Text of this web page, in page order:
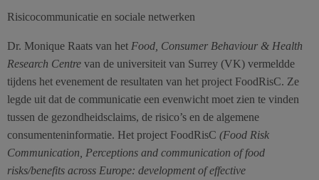
Risicocommunicatie en sociale netwerken
Dr. Monique Raats van het Food, Consumer Behaviour & Health
Research Centre van de universiteit van Surrey (VK) vermeldde
tijdens het evenement de resultaten van het project FoodRisC. Ze
legde uit dat de communicatie een evenwicht moet zien te vinden
tussen de gezondheidsclaims, de risico’s en de algemene
consumenteninformatie. Het project FoodRisC (Food Risk
Communication, Perceptions and communication of food
risks/benefits across Europe: development of effective